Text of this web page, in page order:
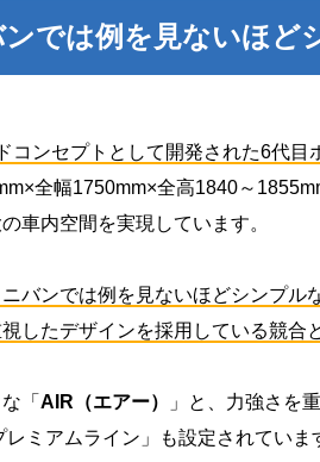
では例を見ないほど
コンセプトとして開発された6代
全幅1750mm×全高1840～
車内空間を実現しています。
バンでは例を見ないほどシンプ
したデザインを採用している競合
「 AIR（エアー） 」と、力強さを
ミアムライン」も設定されていま